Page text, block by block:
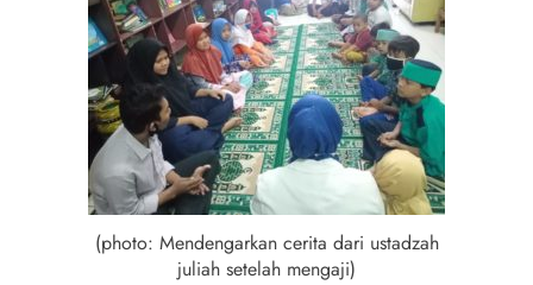
(photo: Mendengarkan cerita dari ustadzah
juliah setelah mengaji)